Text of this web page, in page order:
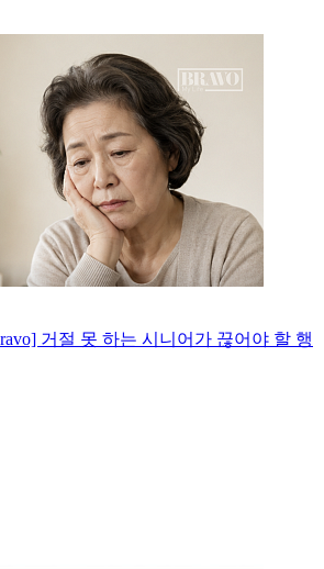
거절 못 하는 시니어가 끊어야 할 행